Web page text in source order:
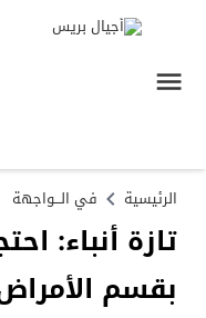
الرئيسية في الـــواجهة
تازة أنباء:
بقسم